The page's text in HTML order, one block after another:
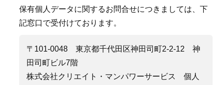
保有個人データに関するお問合せにつきましては、下
記窓口で受付けております。
〒101-0048 東京都千代田区神田司町2-2-12 神
田司町ビル7階
株式会社クリエイト・マンパワーサービス 個人